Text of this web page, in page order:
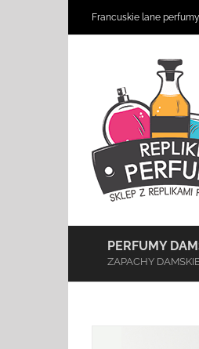
Francuskie lane perfumy
PERFUMY
ZAPACHY